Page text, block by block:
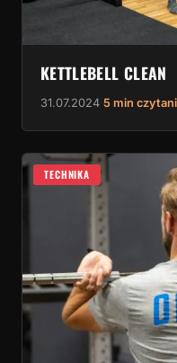
KETTLEBELL CLEAN
31.07.2024 5 min
TECHNIKA